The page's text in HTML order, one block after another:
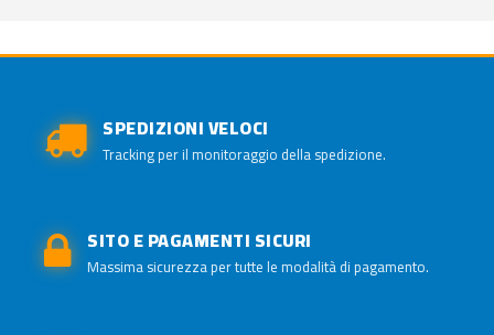
SPEDIZIONI VELOCI
Tracking per il monitoraggio della spedizione.
SITO E PAGAMENTI SICURI
Massima sicurezza per tutte le modalità di pagamento.